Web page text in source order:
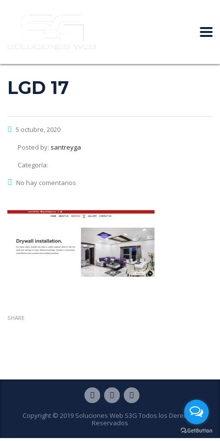
LGD 17
5 octubre, 2020
Posted by: santreyga
Categoría:
No hay comentarios
SHARE
Copyright © 2019 Soluciones Web S3G Todos los Derechos
Reservados